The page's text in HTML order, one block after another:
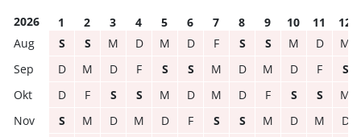
2026 1 2 3 4 5 6 7 8 9 10 11
12
S
S M D M D F S S M D
M
D
M D F S S M D M D F
S
D
F S S M D M D F S S
M
S
M D M D F S S M D M
D